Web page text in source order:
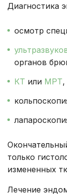
Диагностика
осмотр
органов
КТ или МРТ,
только
измененных
Лечение